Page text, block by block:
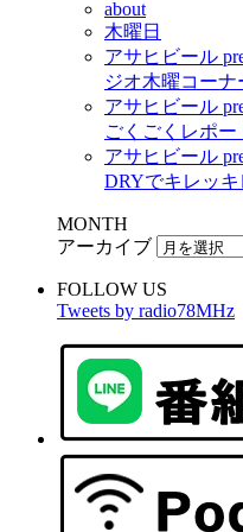
about
木曜日
アサヒビール
ジオ木曜コーナ
アサヒビール
ごくごくレポー
アサヒビール
DRYでキレッキ
MONTH
アーカイブ
FOLLOW US
Tweets by radio78MHz